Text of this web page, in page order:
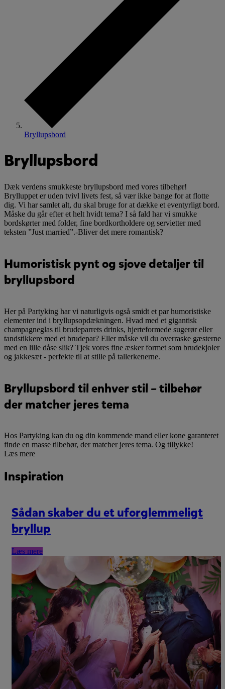
Bryllupsbord
Bryllupsbord
Dæk verdens smukkeste bryllupsbord med vores tilbehør!
Brylluppet er uden tvivl livets fest, så vær ikke bange for at flotte
dig. Vi har samlet alt, du skal bruge for at dække et eventyrligt bord.
Måske du går efter et helt hvidt tema? I så fald har vi smukke
bordskørter med folder, fine bordkortholdere og servietter med
teksten ”Just married”.-Bliver det mere romantisk?
Humoristisk pynt og sjove detaljer til
bryllupsbord
Her på Partyking har vi naturligvis også smidt et par humoristiske
elementer ind i bryllupsopdækningen. Hvad med et gigantisk
champagneglas til brudeparrets drinks, hjerteformede sugerør eller
tandstikkere med et brudepar? Eller måske vil du overraske gæsterne
med en lille dåse slik? Tjek vores fine æsker formet som brudekjoler
og jakkesæt - perfekte til at stille på tallerkenerne.
Bryllupsbord til enhver stil – tilbehør
der matcher jeres tema
Hos Partyking kan du og din kommende mand eller kone garanteret
finde en masse tilbehør, der matcher jeres tema. Og tillykke!
Læs mere
Inspiration
Sådan skaber du et uforglemmeligt
bryllup
Læs mere